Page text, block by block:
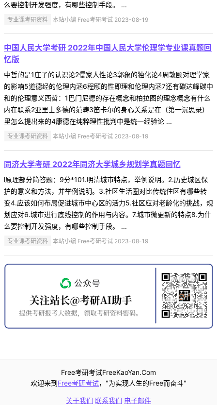
么要控制开发强度，有哪些控制手段。 ...
专业课考研资料 本站小编 Free考研考试 2023-08-19
中国人民大学考研 2022年中国人民大学伦理学专业课真题回
忆版
中哲的是1庄子的认识论2儒家人性论3郭象的独化论4周敦颐对理学家
的影响5道德经的伦理内涵6程颐的性即理和伦理内涵7还有碳达峰碳中
和的伦理意义西哲：1巴门尼德的存在概念和柏拉图的理念概念有什么
内在联系2亚里士多德的范畴3笛卡尔的身心关系是在（第一沉思录）
里怎么提出来的4康德在纯粹理性批判中是统一经验论 ...
专业课考研资料 本站小编 Free考研考试 2023-08-19
同济大学考研 2022年同济大学城乡规划学真题回忆
l原理部分简答题：9分*101.明清城市特点，举例说明。2.历史城区保
护的意义和方法，并举例说明。3.社区生活圈对比传统住区有哪些转
变4.应该如何布局促进城市中心区的活力5.社区应对老龄化的挑战，规
划应对6.城市进行底线控制的作用与内容。7.城市微更新的特点8.为什
么要控制开发强度，有哪些控制手段。 ...
专业课考研资料 本站小编 Free考研考试 2023-08-19
Free考研考试FreeKaoYan.Com
欢迎来到Free考研考试，"为实现人生的Free而奋斗"
关于我们 联系我们 电子邮件